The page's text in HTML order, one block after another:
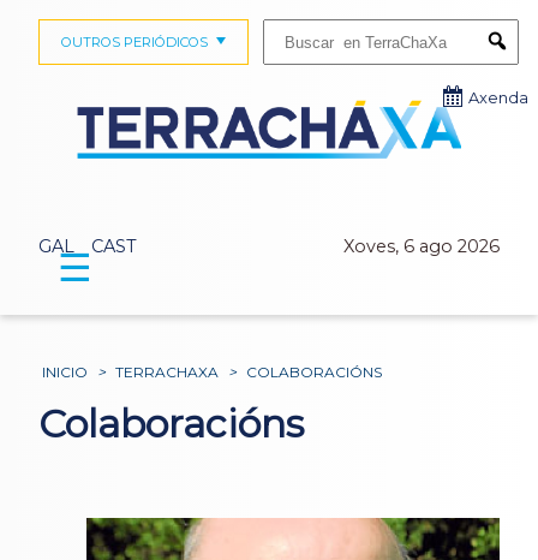
GAL CAST Xoves, 6 ago 2026
OUTROS PERIÓDICOS
Axenda
☰
INICIO > TERRACHAXA > COLABORACIÓNS
Colaboracións